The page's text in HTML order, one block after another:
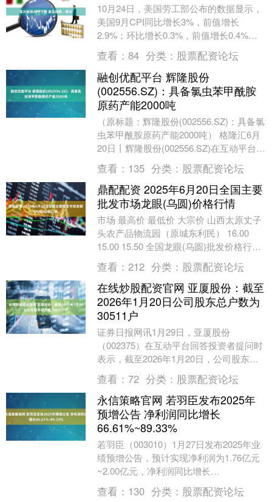
10月24日，美国劳工部公布的数据显示，
美国9月CPI同比增长3%，前值增长
2.9%；环比增长0.3%，前值增长0.4%。
美国9月核心CPI同比增长3%，前值增....
查看： 84 分类： 股票配资论坛
融创优配平台 辉隆股份
(002556.SZ)：具备氯虫苯甲酰胺
原药产能2000吨
（原标题：辉隆股份(002556.SZ)：具备氯
虫苯甲酰胺原药产能2000吨） 格隆汇6月
20日丨辉隆股份(002556.SZ)在互动平台表
示，公司具备氯虫苯甲....
查看： 135 分类： 股票配资论坛
鼎配配资 2025年6月20日全国主要
批发市场龙眼(乌圆)价格行情
市场 最高价 最低价 大宗价 山西太原丈子
头农产品物流园（原城东利民） 16.00
15.00 15.50 全国龙眼(乌圆)批发价格行情
走势分析 从今日全国龙眼....
查看： 212 分类： 股票配资论坛
在线炒股配资官网 亚厦股份：截至
2026年1月20日公司股东总户数为
30511户
证券日报网讯1月29日，亚厦股份
（002375）在互动平台回答投资者提问时
表示，截至2026年1月20日，公司股东总
户数为30511户。....
查看： 72 分类： 股票配资论坛
永信策略官网 若羽臣发布2025年
预增公告 净利润同比增长
66.61%~89.33%
若羽臣（003010）1月27日发布2025年业
绩预增公告，预计实现净利润为1.76亿元
~2.00亿元，净利润同比增长
66.61%~89.33%。 证券时报数据....
查看： 130 分类： 股票配资论坛